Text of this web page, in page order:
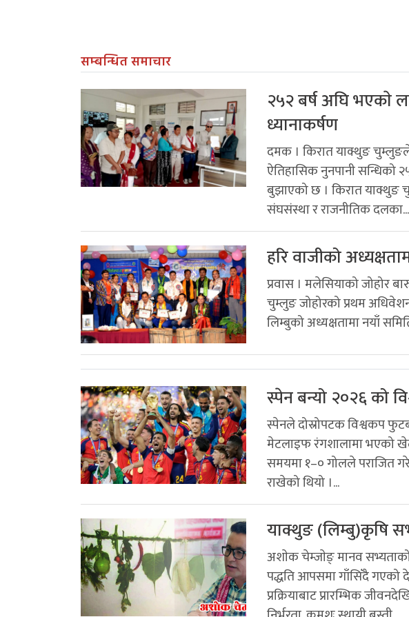
सम्बन्धित समाचार
२५२ बर्ष अघि भएकाे
ध्यानाकर्षण
दमक । किरात याक्थुङ चुम्लुङले
ऐतिहासिक नुनपानी सन्धिको
बुझाएको छ । किरात याक्थुङ
संघसंस्था र राजनीतिक दलका...
हरि वाजीको
प्रवास । मलेसियाको जोहोर
चुम्लुङ जोहोरको प्रथम
लिम्बुको अध्यक्षतामा नयाँ
स्पेन बन्यो २०२६ को
स्पेनले दोस्रोपटक विश्वकप
मेटलाइफ रंगशालामा भएको
समयमा १–० गोलले पराजित
राखेको थियो ।...
याक्थुङ (लिम्बु)कृषि
अशाेक चेम्जाेङ् मानव
पद्धति आपसमा गाँसिँदै गएको
प्रक्रियाबाट प्रारम्भिक